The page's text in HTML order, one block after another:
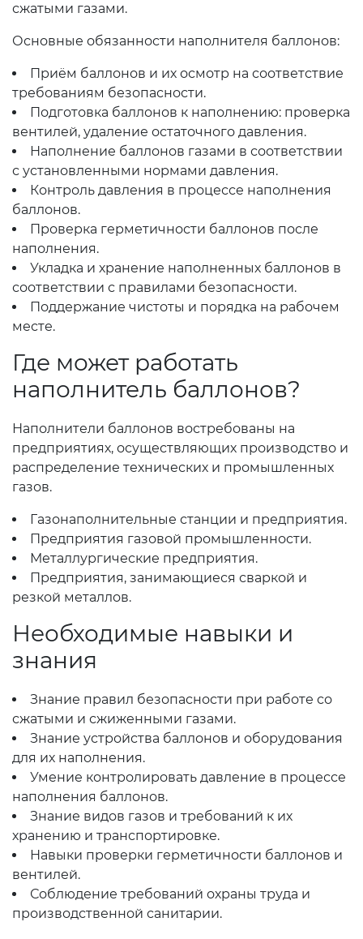
сжатыми газами.
Основные обязанности наполнителя баллонов:
Приём баллонов и их осмотр на соответствие
требованиям безопасности.
Подготовка баллонов к наполнению: проверка
вентилей, удаление остаточного давления.
Наполнение баллонов газами в соответствии
с установленными нормами давления.
Контроль давления в процессе наполнения
баллонов.
Проверка герметичности баллонов после
наполнения.
Укладка и хранение наполненных баллонов в
соответствии с правилами безопасности.
Поддержание чистоты и порядка на рабочем
месте.
Где может работать
наполнитель баллонов?
Наполнители баллонов востребованы на
предприятиях, осуществляющих производство и
распределение технических и промышленных
газов.
Газонаполнительные станции и предприятия.
Предприятия газовой промышленности.
Металлургические предприятия.
Предприятия, занимающиеся сваркой и
резкой металлов.
Необходимые навыки и
знания
Знание правил безопасности при работе со
сжатыми и сжиженными газами.
Знание устройства баллонов и оборудования
для их наполнения.
Умение контролировать давление в процессе
наполнения баллонов.
Знание видов газов и требований к их
хранению и транспортировке.
Навыки проверки герметичности баллонов и
вентилей.
Соблюдение требований охраны труда и
производственной санитарии.